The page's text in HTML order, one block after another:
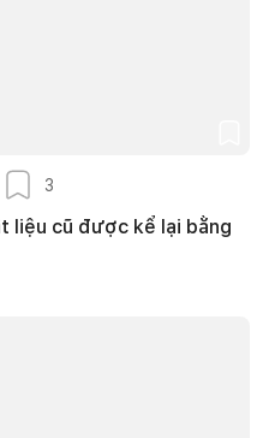
3
liệu cũ được kể lại bằng